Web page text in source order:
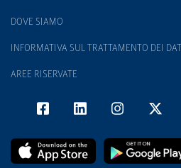
DOVE SIAMO
INFORMATIVA SUL TRATTAMENTO DEI DATI
AREE RISERVATE